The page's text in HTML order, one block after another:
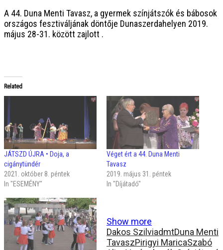
A 44. Duna Menti Tavasz, a gyermek színjátszók és bábosok
országos fesztiváljának döntője Dunaszerdahelyen 2019.
május 28-31. között zajlott .
Related
JÁTSZD ÚJRA • Doja, a
cigánytündér
2021. október 8. péntek
In "ESEMÉNY"
Véget ért a 44. Duna Menti
Tavasz
2019. május 31. péntek
In "Díjátadó"
Show more
Dakos SzilviadmtDuna Menti
TavaszPirigyi MaricaSzabó